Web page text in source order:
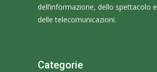
dell’informazione, dello spettacolo e
delle telecomunicazioni.
Categorie